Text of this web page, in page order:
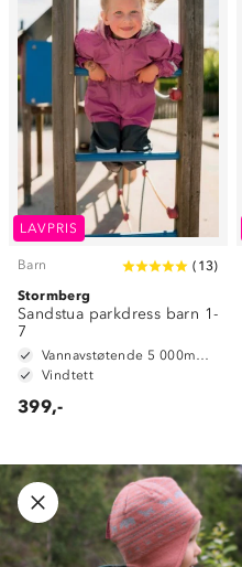
LAVPRIS
Barn ( 13)
Stormberg
Sandstua parkdress barn 1-
7
Vannavstøtende 5 000mm vannsøyle
Vindtett
399,-